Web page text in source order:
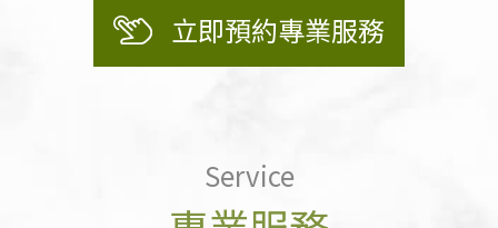
立即預約專業服務
Service